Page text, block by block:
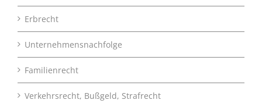
Erbrecht
Unternehmensnachfolge
Familienrecht
Verkehrsrecht, Bußgeld, Strafrecht